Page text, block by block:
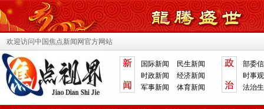
欢迎访问中国焦点新闻网官方网站
国际新闻
民生新闻
时政新闻
经济新闻
军事新闻
体育新闻
部委
时事
法治